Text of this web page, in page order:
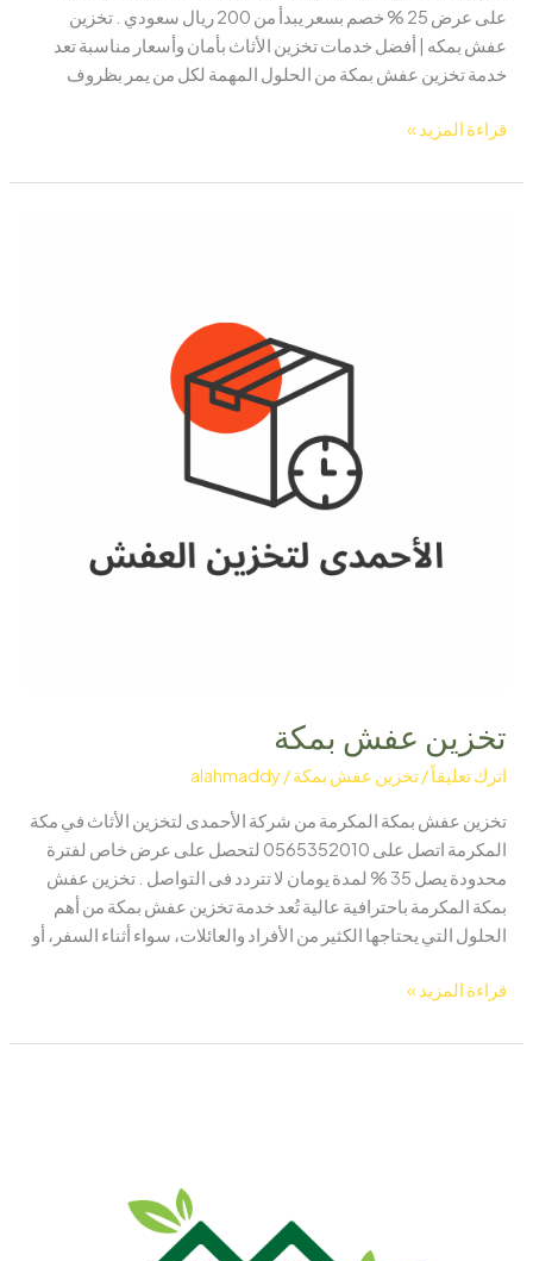
على عرض 25 % خصم بسعر يبدأ من 200 ريال سعودي . تخزين
عفش بمكه | أفضل خدمات تخزين الأثاث بأمان وأسعار مناسبة تعد
خدمة تخزين عفش بمكة من الحلول المهمة لكل من يمر بظروف
قراءة المزيد »
تخزين عفش بمكة
اترك تعليقاً/تخزين عفش بمكة/
alahmaddy
تخزين عفش بمكة المكرمة من شركة الأحمدى لتخزين الأثاث في مكة
المكرمة اتصل على 0565352010 لتحصل على عرض خاص لفترة
محدودة يصل 35 % لمدة يومان لا تتردد فى التواصل . تخزين عفش
بمكة المكرمة باحترافية عالية تُعد خدمة تخزين عفش بمكة من أهم
الحلول التي يحتاجها الكثير من الأفراد والعائلات، سواء أثناء السفر، أو
قراءة المزيد »